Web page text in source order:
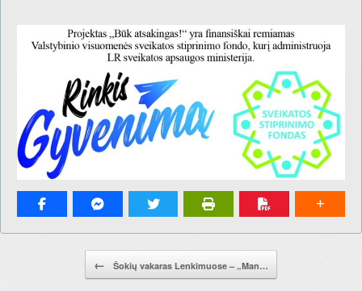
← Šokių vakaras Lenkimuose – „Man…